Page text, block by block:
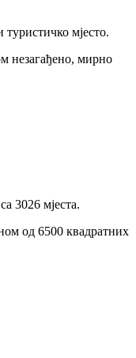
туристичко мјесто.
незагађено, мирно
3026 мјеста.
од 6500 квадратних